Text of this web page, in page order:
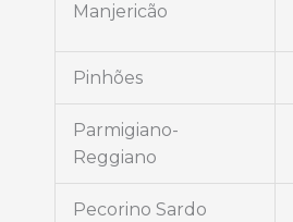
Manjericão
Pinhões
Parmigiano-
Reggiano
Pecorino Sardo